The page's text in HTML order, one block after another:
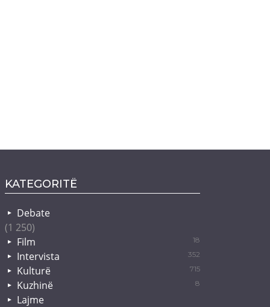
KATEGORITË
Debate
(1 250)
Film
18
Intervista 352
Kulturë 715
Kuzhinë 8
Lajme